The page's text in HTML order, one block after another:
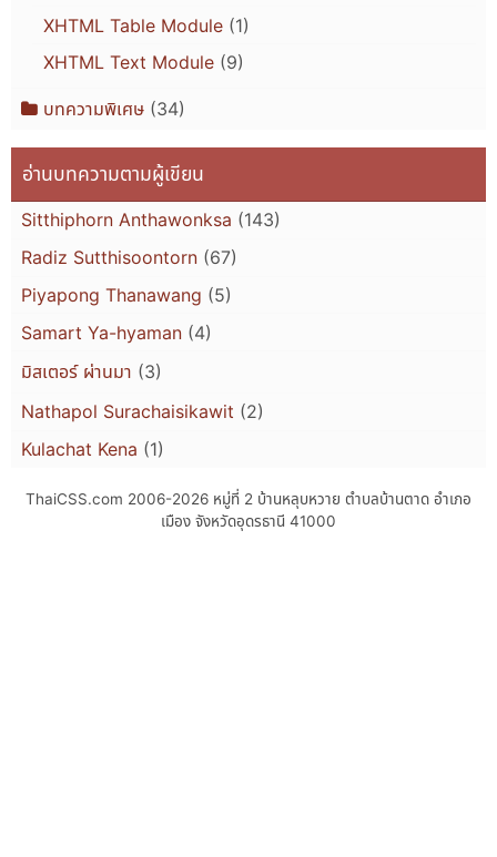
XHTML Table Module(1)
XHTML Text Module(9)
บทความพิเศษ(34)
อ่านบทความตามผู้เขียน
Sitthiphorn Anthawonksa (143)
Radiz Sutthisoontorn (67)
Piyapong Thanawang (5)
Samart Ya-hyaman (4)
มิสเตอร์ ผ่านมา (3)
Nathapol Surachaisikawit (2)
Kulachat Kena (1)
ThaiCSS.com 2006-2026 หมู่ที่ 2 บ้านหลุบหวาย ตำบลบ้านตาด อำเภอ
เมือง จังหวัดอุดรธานี 41000